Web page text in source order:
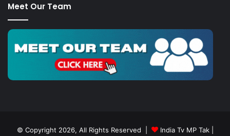
Meet Our Team
© Copyright 2026, All Rights Reserved | India Tv MP Tak|